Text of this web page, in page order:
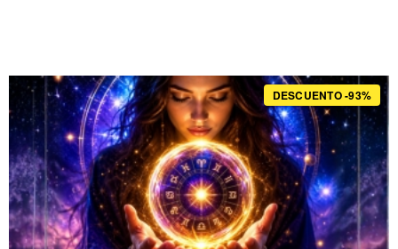
DESCUENTO -93%